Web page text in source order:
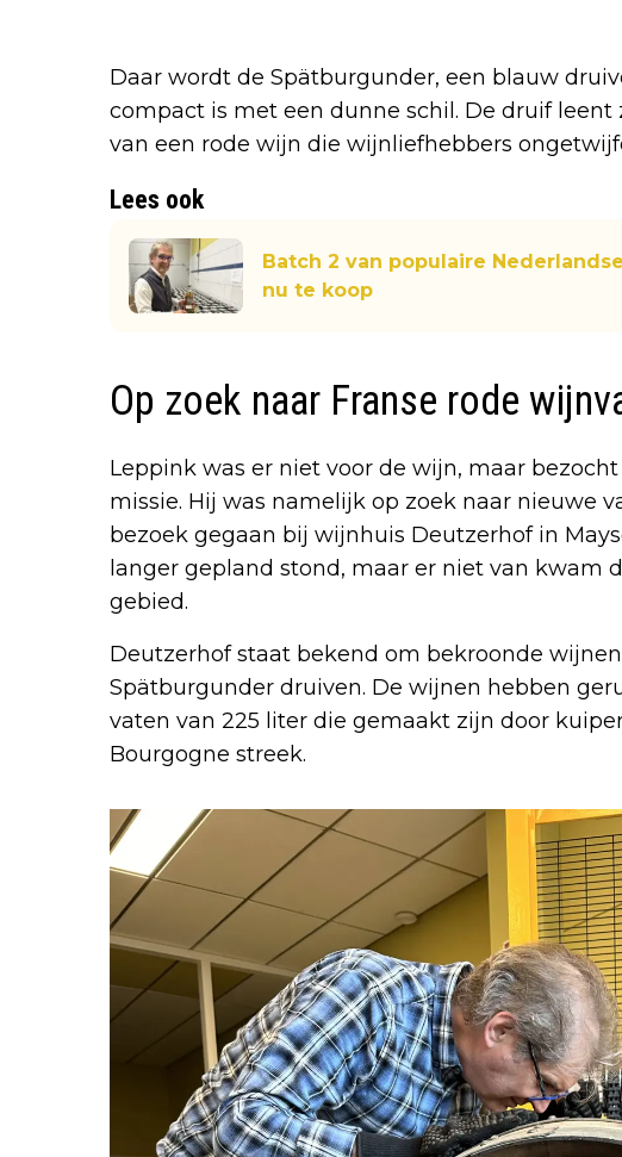
Daar wordt de Spätburgunder, een blauw
compact is met een dunne schil. De druif leent
van een rode wijn die wijnliefhebbers
Lees ook
Batch 2 van populaire
nu te koop
Op zoek naar Franse rode
Leppink was er niet voor de wijn, maar
missie. Hij was namelijk op zoek naar nieuwe
bezoek gegaan bij wijnhuis Deutzerhof in
langer gepland stond, maar er niet van kwam
gebied.
Deutzerhof staat bekend om bekroonde
Spätburgunder druiven. De wijnen hebben
vaten van 225 liter die gemaakt zijn door
Bourgogne streek.